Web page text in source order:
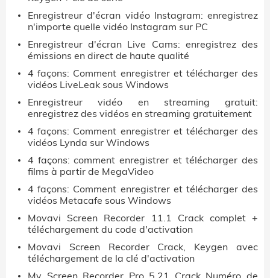
Enregistreur d'écran vidéo Instagram: enregistrez
n'importe quelle vidéo Instagram sur PC
Enregistreur d'écran Live Cams: enregistrez des
émissions en direct de haute qualité
4 façons: Comment enregistrer et télécharger des
vidéos LiveLeak sous Windows
Enregistreur vidéo en streaming gratuit:
enregistrez des vidéos en streaming gratuitement
4 façons: Comment enregistrer et télécharger des
vidéos Lynda sur Windows
4 façons: comment enregistrer et télécharger des
films à partir de MegaVideo
4 façons: Comment enregistrer et télécharger des
vidéos Metacafe sous Windows
Movavi Screen Recorder 11.1 Crack complet +
téléchargement du code d'activation
Movavi Screen Recorder Crack, Keygen avec
téléchargement de la clé d'activation
My Screen Recorder Pro 5.21 Crack Numéro de